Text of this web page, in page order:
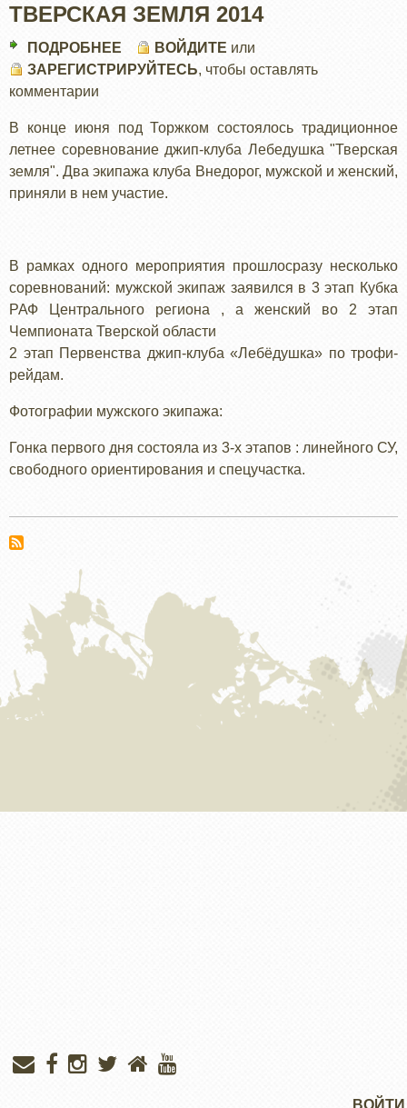
ТВЕРСКАЯ ЗЕМЛЯ 2014
ПОДРОБНЕЕ
ТВЕРСКАЯ
ВОЙДИТЕ или
ЗАРЕГИСТРИРУЙТЕСЬ, чтобы оставлять
комментарии
В конце июня под Торжком состоялось традиционное
летнее соревнование джип-клуба Лебедушка "Тверская
земля". Два экипажа клуба Внедорог, мужской и женский,
приняли в нем участие.
В рамках одного мероприятия прошлосразу несколько
соревнований: мужской экипаж заявился в 3 этап Кубка
РАФ Центрального региона , а женский во 2 этап
Чемпионата Тверской области
2 этап Первенства джип-клуба «Лебёдушка» по трофи-
рейдам.
Фотографии мужского экипажа:
Гонка первого дня состояла из 3-х этапов : линейного СУ,
свободного ориентирования и спецучастка.